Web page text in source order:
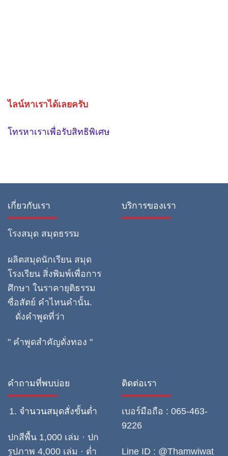
ไลน์หาเราได้เลยครับ
โทรหาเราเพื่อรับสิทธิพิเศษ
เกี่ยวกับเรา
โรงสมุด สมุดธรรม
ผลิตสมุดนักเรียน สมุด
โรงเรียน สิ่งพิมพ์เพื่อการ
ศึกษา ในราคายุติธรรม
ซื่อสัตย์ คำไหนคำนั้น.
ดั่งคำพูดที่ว่า
" คำพูดสำคัญดั่งทอง "
บริการของเรา
คำถามที่พบบ่อย
จำนวนสมุดสั่งขั้นต่ำ
ปกสีพื้น 1,000 เล่ม · ปก
รูปภาพ 4,000 เล่ม · ต่ำ
ติดต่อเรา
เบอร์มือถือ : 065-463-
9226
Line ID : @Thamwiwat